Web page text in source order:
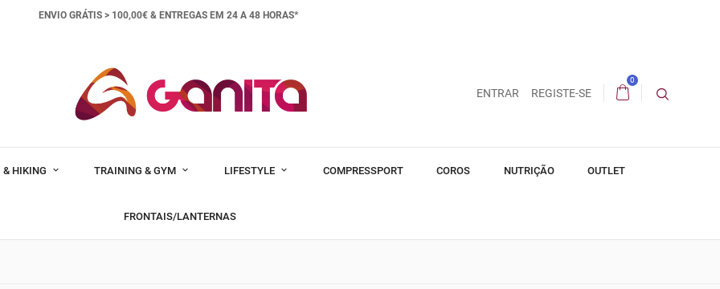
ENVIO GRÁTIS > 100,00€ & ENTREGAS EM 24 A 48 HORAS*
ENTRAR REGISTE-SE
0
& HIKING TRAINING & GYM LIFESTYLE COMPRESSPORT COROS NUTRIÇÃO OUTLET
FRONTAIS/LANTERNAS